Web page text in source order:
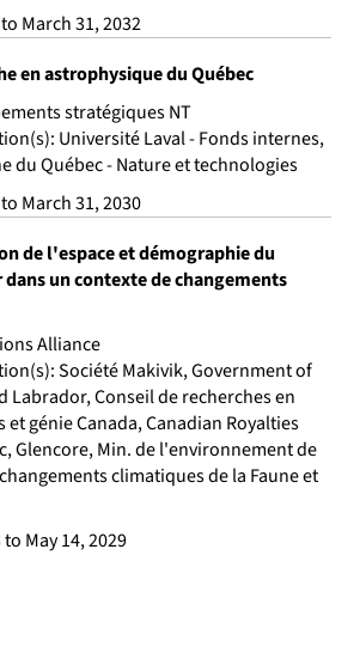
March 31, 2032
en astrophysique du Québec
stratégiques NT
Université Laval - Fonds internes,
du Québec - Nature et technologies
March 31, 2030
de l'espace et démographie du
un contexte de changements
Alliance
Société Makivik, Government of
Labrador, Conseil de recherches en
génie Canada, Canadian Royalties
Glencore, Min. de l'environnement de
climatiques de la Faune et
May 14, 2029